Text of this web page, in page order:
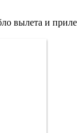
вылета и